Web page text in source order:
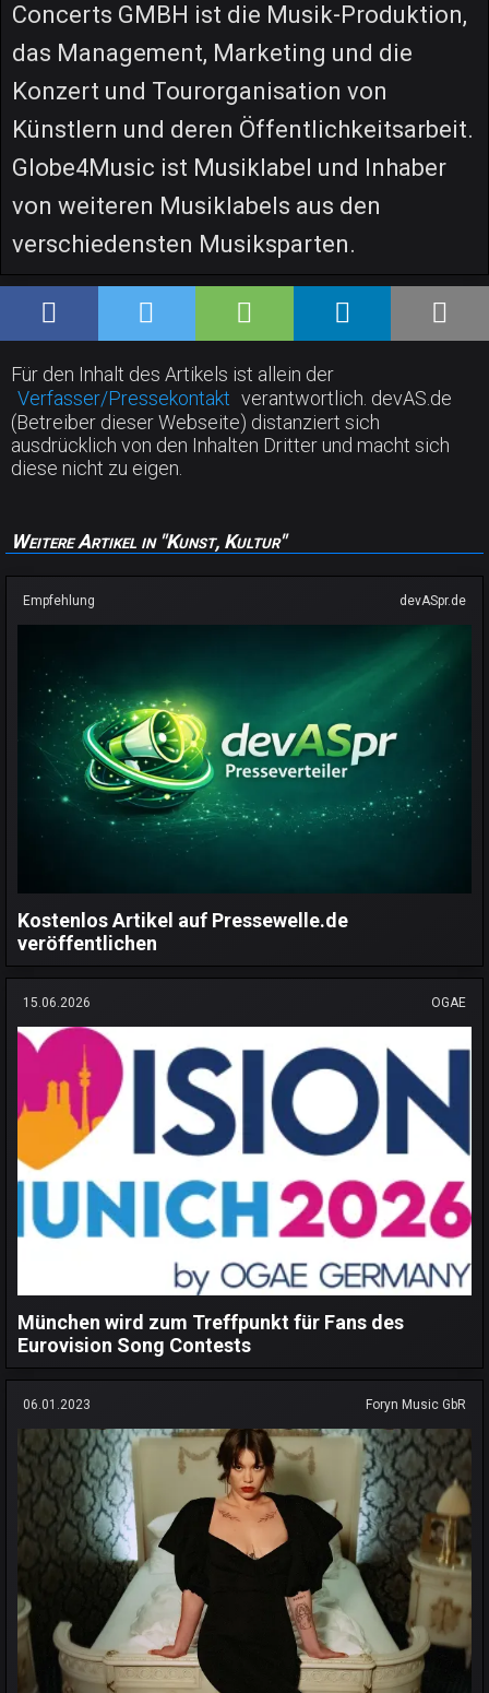
Concerts GMBH ist die Musik-Produktion,
das Management, Marketing und die
Konzert und Tourorganisation von
Künstlern und deren Öffentlichkeitsarbeit.
Globe4Music ist Musiklabel und Inhaber
von weiteren Musiklabels aus den
verschiedensten Musiksparten.
Für den Inhalt des Artikels ist allein der
Verfasser/Pressekontakt verantwortlich. devAS.de
(Betreiber dieser Webseite) distanziert sich
ausdrücklich von den Inhalten Dritter und macht sich
diese nicht zu eigen.
Weitere Artikel in "Kunst, Kultur"
Empfehlung devASpr.de
Kostenlos Artikel auf Pressewelle.de
veröffentlichen
15.06.2026 OGAE
München wird zum Treffpunkt für Fans des
Eurovision Song Contests
06.01.2023 Foryn Music GbR